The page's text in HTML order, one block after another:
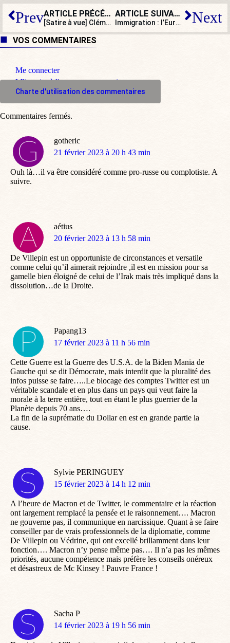
Prev ARTICLE PRÉCÉDENT
[Satire à vue] Clémentine Célarié est noire. Depuis peu…
ARTICLE SUIVANT
Immigration : l’Europe décide… de ne rien décider ! Next
VOS COMMENTAIRES
Me connecter
M'inscrire à l'espace commentaire
Charte d'utilisation des commentaires
gotheric
dit
21 février 2023 à 20 h 43 min
Ouh là…il va être considéré comme pro-russe ou complotiste. A
suivre.
aétius
dit
20 février 2023 à 13 h 58 min
De Villepin est un opportuniste de circonstances et versatile
comme celui qu’il aimerait rejoindre ,il est en mission pour sa
gamelle bien éloigné de celui de l’Irak mais très impliqué dans la
dissolution…de la Droite.
Papang13
dit
17 février 2023 à 11 h 56 min
Cette Guerre est la Guerre des U.S.A. de la Biden Mania de
Gauche qui se dit Démocrate, mais interdit que la pluralité des
infos puisse se faire…..Le blocage des comptes Twitter est un
véritable scandale et en plus dans un pays qui veut faire la
morale à la terre entière, tout en étant le plus guerrier de la
Planète depuis 70 ans….
La fin de la suprématie du Dollar en est en grande partie la
cause.
Sylvie PERINGUEY
dit
15 février 2023 à 14 h 12 min
A l’heure de Macron et de Twitter, le commentaire et la réaction
ont largement remplacé la pensée et le raisonnement…. Macron
ne gouverne pas, il communique en narcissique. Quant à se faire
conseiller par de vrais professionnels de la diplomatie, comme
De Villepin ou Védrine, qui ont excellé brillamment dans leur
fonction…. Macron n’y pense même pas…. Il n’a pas les mêmes
priorités, aucune compétence mais préfère les conseils onéreux
et désastreux de Mc Kinsey ! Pauvre France !
Sacha P
dit
14 février 2023 à 19 h 56 min
Commentaires fermés.